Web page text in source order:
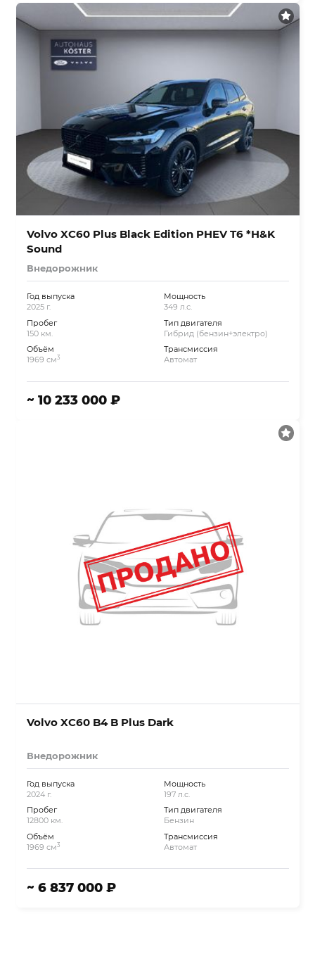
Volvo XC60 Plus Black Edition PHEV T6 *H&K
Sound
Внедорожник
Год выпуска
2025 г.
Пробег
150 км.
Объём
1969 см3
Мощность
349 л.с.
Тип двигателя
Гибрид (бензин+электро)
Трансмиссия
Автомат
~ 10 233 000 ₽
Volvo XC60 B4 B Plus Dark
Внедорожник
Год выпуска
2024 г.
Пробег
12800 км.
Объём
1969 см3
Мощность
197 л.с.
Тип двигателя
Бензин
Трансмиссия
Автомат
~ 6 837 000 ₽